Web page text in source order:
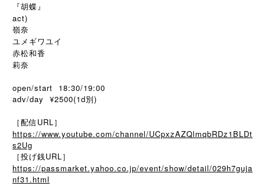
『胡蝶』
act)
嶺奈
ユメギワユイ
赤松和香
莉奈
open/start 18:30/19:00
adv/day ¥2500(1d別)
［配信URL］
https://www.youtube.com/channel/UCpxzAZQlmqbRDz1BLDt
s2Ug
［投げ銭URL］
https://passmarket.yahoo.co.jp/event/show/detail/029h7guja
nf31.html